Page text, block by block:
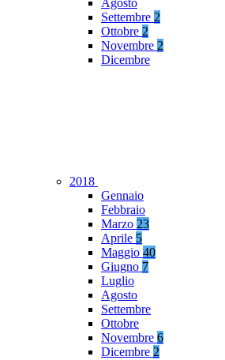
Agosto
Settembre 2
Ottobre 2
Novembre 2
Dicembre
2018
Gennaio
Febbraio
Marzo 23
Aprile 5
Maggio 40
Giugno 7
Luglio
Agosto
Settembre
Ottobre
Novembre 6
Dicembre 2